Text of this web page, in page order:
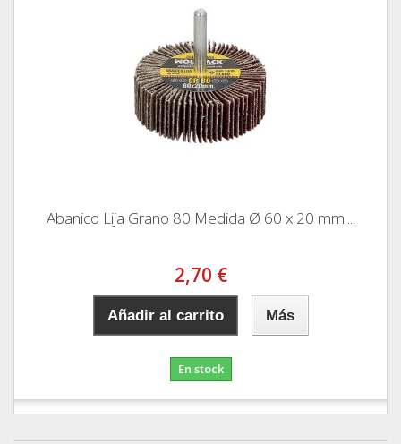
Abanico Lija Grano 80 Medida Ø 60 x 20 mm....
2,70 €
Añadir al carrito Más
En stock